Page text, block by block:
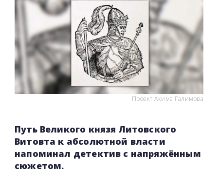
Проект Акима Галимова
Путь Великого князя Литовского
Витовта к абсолютной власти
напоминал детектив с напряжённым
сюжетом.